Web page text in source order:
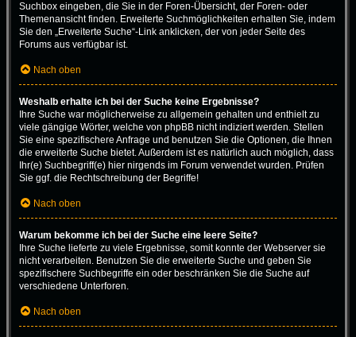
Suchbox eingeben, die Sie in der Foren-Übersicht, der Foren- oder
Themenansicht finden. Erweiterte Suchmöglichkeiten erhalten Sie, indem
Sie den „Erweiterte Suche“-Link anklicken, der von jeder Seite des
Forums aus verfügbar ist.
Nach oben
Weshalb erhalte ich bei der Suche keine Ergebnisse?
Ihre Suche war möglicherweise zu allgemein gehalten und enthielt zu
viele gängige Wörter, welche von phpBB nicht indiziert werden. Stellen
Sie eine spezifischere Anfrage und benutzen Sie die Optionen, die Ihnen
die erweiterte Suche bietet. Außerdem ist es natürlich auch möglich, dass
Ihr(e) Suchbegriff(e) hier nirgends im Forum verwendet wurden. Prüfen
Sie ggf. die Rechtschreibung der Begriffe!
Nach oben
Warum bekomme ich bei der Suche eine leere Seite?
Ihre Suche lieferte zu viele Ergebnisse, somit konnte der Webserver sie
nicht verarbeiten. Benutzen Sie die erweiterte Suche und geben Sie
spezifischere Suchbegriffe ein oder beschränken Sie die Suche auf
verschiedene Unterforen.
Nach oben